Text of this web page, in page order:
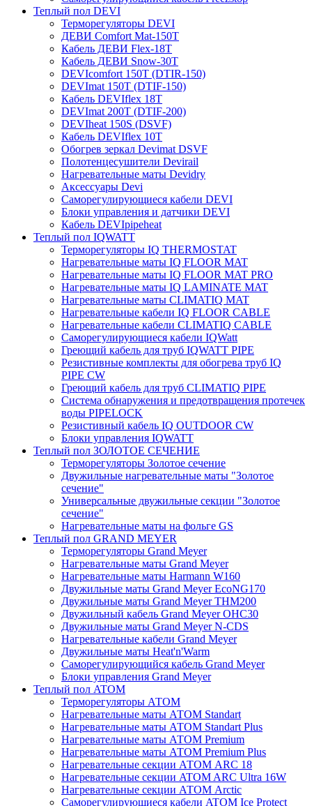
Теплый пол DEVI
Терморегуляторы DEVI
ДЕВИ Comfort Mat-150T
Кабель ДЕВИ Flex-18T
Кабель ДЕВИ Snow-30T
DEVIcomfort 150T (DTIR-150)
DEVImat 150T (DTIF-150)
Кабель DEVIflex 18T
DEVImat 200T (DTIF-200)
DEVIheat 150S (DSVF)
Кабель DEVIflex 10T
Обогрев зеркал Devimat DSVF
Полотенцесушители Devirail
Нагревательные маты Devidry
Аксессуары Devi
Саморегулирующиеся кабели DEVI
Блоки управления и датчики DEVI
Кабель DEVIpipeheat
Теплый пол IQWATT
Терморегуляторы IQ THERMOSTAT
Нагревательные маты IQ FLOOR MAT
Нагревательные маты IQ FLOOR MAT PRO
Нагревательные маты IQ LAMINATE MAT
Нагревательные маты CLIMATIQ MAT
Нагревательные кабели IQ FLOOR CABLE
Нагревательные кабели CLIMATIQ CABLE
Саморегулирующиеся кабели IQWatt
Греющий кабель для труб IQWATT PIPE
Резистивные комплекты для обогрева труб IQ
PIPE CW
Греющий кабель для труб CLIMATIQ PIPE
Система обнаружения и предотвращения протечек
воды PIPELOCK
Резистивный кабель IQ OUTDOOR CW
Блоки управления IQWATT
Теплый пол ЗОЛОТОЕ СЕЧЕНИЕ
Терморегуляторы Золотое сечение
Двужильные нагревательные маты "Золотое
сечение"
Универсальные двужильные секции "Золотое
сечение"
Нагревательные маты на фольге GS
Теплый пол GRAND MEYER
Терморегуляторы Grand Meyer
Нагревательные маты Grand Meyer
Нагревательные маты Harmann W160
Двужильные маты Grand Meyer EcoNG170
Двужильные маты Grand Meyer THM200
Двужильный кабель Grand Meyer OHC30
Двужильные маты Grand Meyer N-CDS
Нагревательные кабели Grand Meyer
Двужильные маты Heat'n'Warm
Саморегулирующийся кабель Grand Meyer
Блоки управления Grand Meyer
Теплый пол ATOM
Терморегуляторы АТОМ
Нагревательные маты АТОМ Standart
Нагревательные маты АТОМ Standart Plus
Нагревательные маты АТОМ Premium
Нагревательные маты АТОМ Premium Plus
Нагревательные секции АТОМ ARC 18
Нагревательные секции ATOM ARC Ultra 16W
Нагревательные секции АТОМ Arctic
Саморегулирующиеся кабели ATOM Ice Protect